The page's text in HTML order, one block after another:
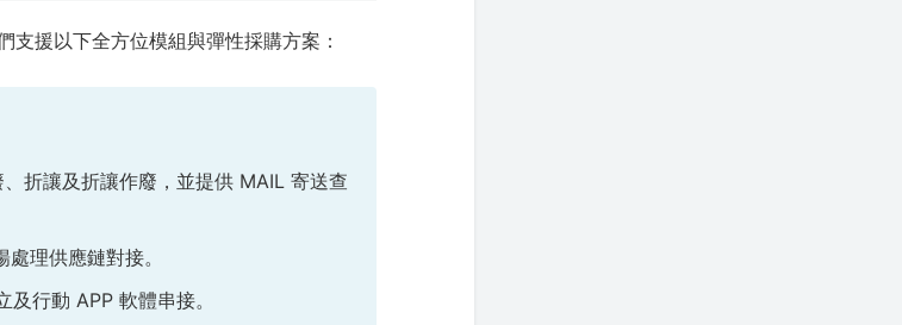
援以下全方位模組與彈性採購方案：
折讓及折讓作廢，並提供 MAIL 寄送查
理供應鏈對接。
行動 APP 軟體串接。